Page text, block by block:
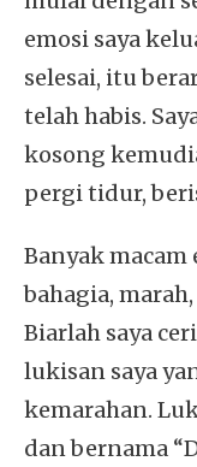
emosi saya
selesai, itu
telah habis.
kosong
pergi tidur,
Banyak
bahagia,
Biarlah saya
lukisan saya
kemarahan.
dan bernama